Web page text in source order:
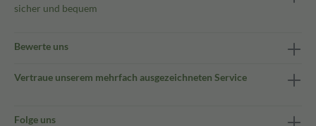
sicher und bequem
Bewerte uns
Vertraue unserem mehrfach ausgezeichneten Service
Folge uns